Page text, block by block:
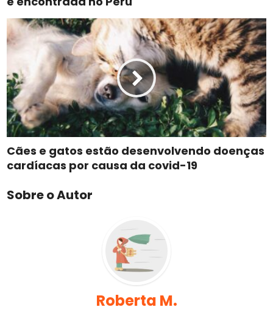
Cães e gatos estão desenvolvendo doenças
cardíacas por causa da covid-19
Sobre o Autor
Roberta M.